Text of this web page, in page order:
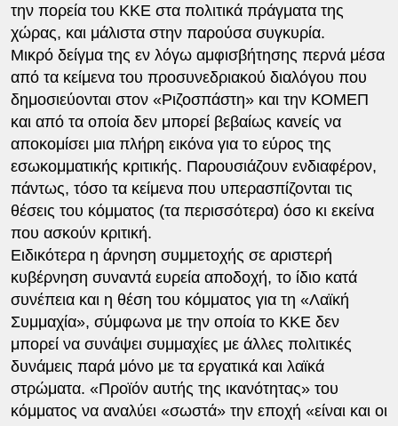
την πορεία του ΚΚΕ στα πολιτικά πράγματα της
χώρας, και μάλιστα στην παρούσα συγκυρία.
Μικρό δείγμα της εν λόγω αμφισβήτησης περνά μέσα
από τα κείμενα του προσυνεδριακού διαλόγου που
δημοσιεύονται στον «Ριζοσπάστη» και την ΚΟΜΕΠ
και από τα οποία δεν μπορεί βεβαίως κανείς να
αποκομίσει μια πλήρη εικόνα για το εύρος της
εσωκομματικής κριτικής. Παρουσιάζουν ενδιαφέρον,
πάντως, τόσο τα κείμενα που υπερασπίζονται τις
θέσεις του κόμματος (τα περισσότερα) όσο κι εκείνα
που ασκούν κριτική.
Ειδικότερα η άρνηση συμμετοχής σε αριστερή
κυβέρνηση συναντά ευρεία αποδοχή, το ίδιο κατά
συνέπεια και η θέση του κόμματος για τη «Λαϊκή
Συμμαχία», σύμφωνα με την οποία το ΚΚΕ δεν
μπορεί να συνάψει συμμαχίες με άλλες πολιτικές
δυνάμεις παρά μόνο με τα εργατικά και λαϊκά
στρώματα. «Προϊόν αυτής της ικανότητας» του
κόμματος να αναλύει «σωστά» την εποχή «είναι και οι